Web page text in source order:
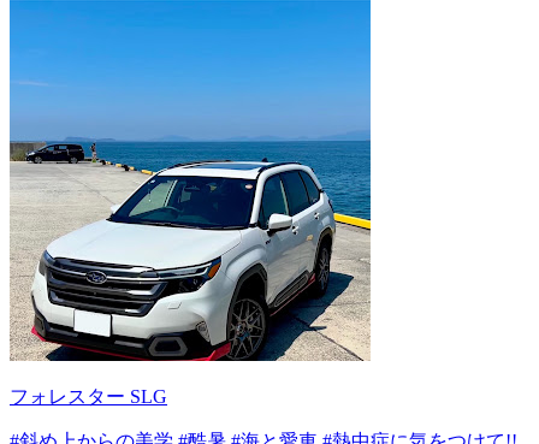
フォレスター SLG